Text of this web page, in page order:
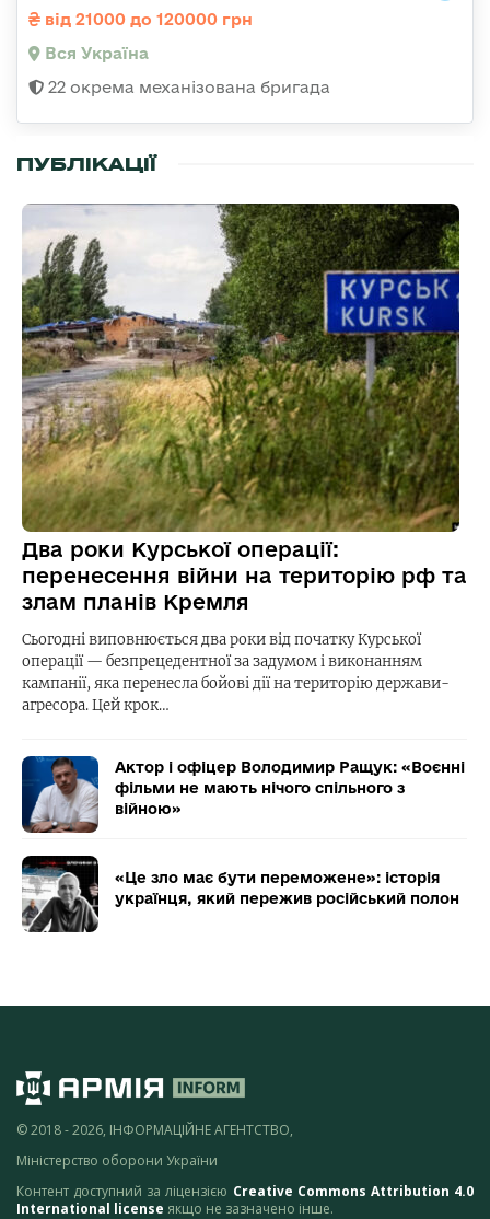
від 21000 до 120000 грн
Вся Україна
22 окрема механізована бригада
ПУБЛІКАЦІЇ
Два роки Курської операції:
перенесення війни на територію рф та
злам планів Кремля
Сьогодні виповнюється два роки від початку Курської
операції — безпрецедентної за задумом і виконанням
кампанії, яка перенесла бойові дії на територію держави-
агресора. Цей крок…
Актор і офіцер Володимир Ращук: «Воєнні
фільми не мають нічого спільного з
війною»
«Це зло має бути переможене»: історія
українця, який пережив російський полон
© 2018 - 2026, ІНФОРМАЦІЙНЕ АГЕНТСТВО,
Міністерство оборони України
Контент доступний за ліцензією Creative Commons Attribution 4.0
International license якщо не зазначено інше.